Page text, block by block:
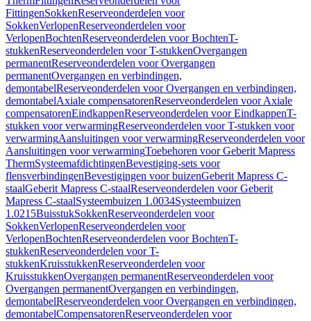
FittingenSokkenReserveonderdelen voor
SokkenVerlopenReserveonderdelen voor
VerlopenBochtenReserveonderdelen voor BochtenT-
stukkenReserveonderdelen voor T-stukkenOvergangen
permanentReserveonderdelen voor Overgangen
permanentOvergangen en verbindingen,
demontabelReserveonderdelen voor Overgangen en verbindingen,
demontabelAxiale compensatorenReserveonderdelen voor Axiale
compensatorenEindkappenReserveonderdelen voor EindkappenT-
stukken voor verwarmingReserveonderdelen voor T-stukken voor
verwarmingAansluitingen voor verwarmingReserveonderdelen voor
Aansluitingen voor verwarmingToebehoren voor Geberit Mapress
ThermSysteemafdichtingenBevestiging-sets voor
flensverbindingenBevestigingen voor buizenGeberit Mapress C-
staalGeberit Mapress C-staalReserveonderdelen voor Geberit
Mapress C-staalSysteembuizen 1.0034Systeembuizen
1.0215BuisstukSokkenReserveonderdelen voor
SokkenVerlopenReserveonderdelen voor
VerlopenBochtenReserveonderdelen voor BochtenT-
stukkenReserveonderdelen voor T-
stukkenKruisstukkenReserveonderdelen voor
KruisstukkenOvergangen permanentReserveonderdelen voor
Overgangen permanentOvergangen en verbindingen,
demontabelReserveonderdelen voor Overgangen en verbindingen,
demontabelCompensatorenReserveonderdelen voor